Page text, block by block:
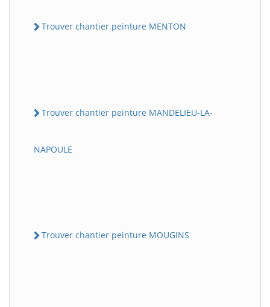
Trouver chantier peinture MENTON
Trouver chantier peinture MANDELIEU-LA-
NAPOULE
Trouver chantier peinture MOUGINS